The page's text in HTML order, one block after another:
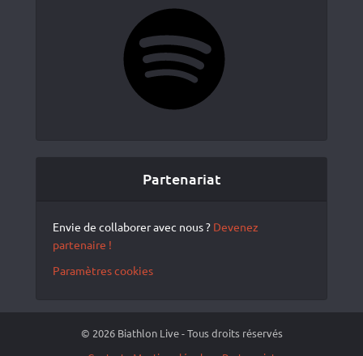
Partenariat
Envie de collaborer avec nous ? Devenez
partenaire !
Paramètres cookies
© 2026 Biathlon Live - Tous droits réservés